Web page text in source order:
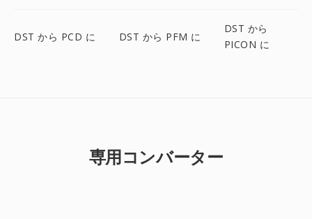
DST から PCD に DST から PFM に
DST から
PICON に
専用コンバーター